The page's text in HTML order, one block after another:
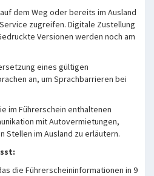
dem Weg oder bereits im Ausland
zugreifen. Digitale Zustellung
Versionen werden noch am
eines gültigen
an, um Sprachbarrieren bei
im Führerschein enthaltenen
mit Autovermietungen,
Stellen im Ausland zu erläutern.
die Führerscheininformationen in 9